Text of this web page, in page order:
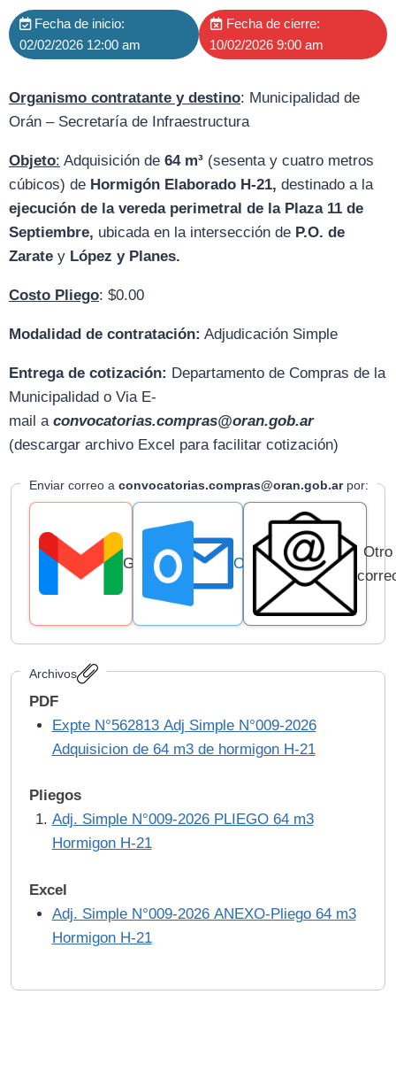
Fecha de inicio:
02/02/2026 12:00 am
Fecha de cierre:
10/02/2026 9:00 am
Organismo contratante y destino: Municipalidad de
Orán – Secretaría de Infraestructura
Objeto: Adquisición de 64 m³ (sesenta y cuatro metros
cúbicos) de Hormigón Elaborado H-21, destinado a la
ejecución de la vereda perimetral de la Plaza 11 de
Septiembre, ubicada en la intersección de P.O. de
Zarate y López y Planes.
Costo Pliego: $0.00
Modalidad de contratación: Adjudicación Simple
Entrega de cotización: Departamento de Compras de la
Municipalidad o Via E-
mail a convocatorias.compras@oran.gob.ar
(descargar archivo Excel para facilitar cotización)
Enviar correo a convocatorias.compras@oran.gob.arpor:
Gmail Outlook
Otro
Archivos
PDF
Expte N°562813 Adj Simple N°009-2026
Adquisicion de 64 m3 de hormigon H-21
Pliegos
Adj. Simple N°009-2026 PLIEGO 64 m3
Hormigon H-21
Excel
Adj. Simple N°009-2026 ANEXO-Pliego 64 m3
Hormigon H-21